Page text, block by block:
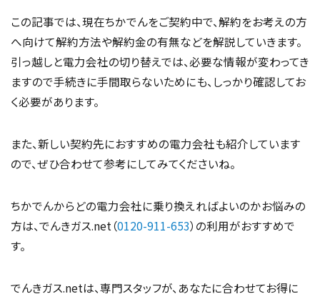
この記事では、現在ちかでんをご契約中で、解約をお考えの方
へ向けて解約方法や解約金の有無などを解説していきます。
引っ越しと電力会社の切り替えでは、必要な情報が変わってき
ますので手続きに手間取らないためにも、しっかり確認してお
く必要があります。
また、新しい契約先におすすめの電力会社も紹介しています
ので、ぜひ合わせて参考にしてみてくださいね。
ちかでんからどの電力会社に乗り換えればよいのかお悩みの
方は、でんきガス.net（0120-911-653）の利用がおすすめで
す。
でんきガス.netは、専門スタッフが、あなたに合わせてお得に